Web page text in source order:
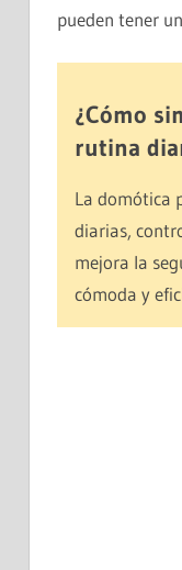
pueden tener
¿Cómo
rutina
La domótica
diarias,
mejora la
cómoda y